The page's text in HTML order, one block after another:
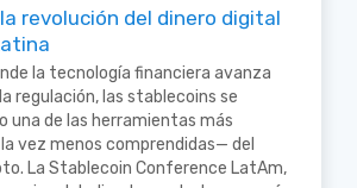
revolución del dinero digital
la tecnología financiera avanza
regulación, las stablecoins se
una de las herramientas más
vez menos comprendidas— del
La Stablecoin Conference LatAm,